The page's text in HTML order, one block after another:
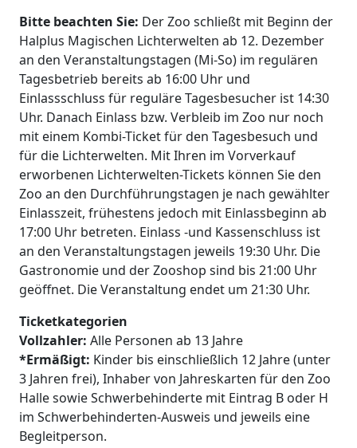
Bitte beachten Sie: Der Zoo schließt mit Beginn der
Halplus Magischen Lichterwelten ab 12. Dezember
an den Veranstaltungstagen (Mi-So) im regulären
Tagesbetrieb bereits ab 16:00 Uhr und
Einlassschluss für reguläre Tagesbesucher ist 14:30
Uhr. Danach Einlass bzw. Verbleib im Zoo nur noch
mit einem Kombi-Ticket für den Tagesbesuch und
für die Lichterwelten. Mit Ihren im Vorverkauf
erworbenen Lichterwelten-Tickets können Sie den
Zoo an den Durchführungstagen je nach gewählter
Einlasszeit, frühestens jedoch mit Einlassbeginn ab
17:00 Uhr betreten. Einlass -und Kassenschluss ist
an den Veranstaltungstagen jeweils 19:30 Uhr. Die
Gastronomie und der Zooshop sind bis 21:00 Uhr
geöffnet. Die Veranstaltung endet um 21:30 Uhr.
Ticketkategorien
Vollzahler: Alle Personen ab 13 Jahre
*Ermäßigt: Kinder bis einschließlich 12 Jahre (unter
3 Jahren frei), Inhaber von Jahreskarten für den Zoo
Halle sowie Schwerbehinderte mit Eintrag B oder H
im Schwerbehinderten-Ausweis und jeweils eine
Begleitperson.